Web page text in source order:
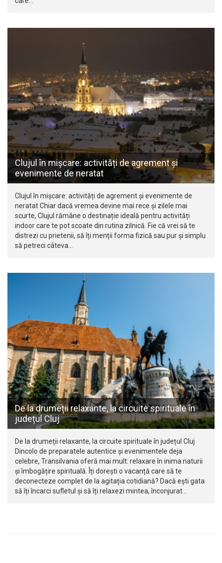
Clujul în mișcare: activități de agrement și
evenimente de neratat
Clujul în mișcare: activități de agrement și evenimente de
neratat Chiar dacă vremea devine mai rece și zilele mai
scurte, Clujul rămâne o destinație ideală pentru activități
indoor care te pot scoate din rutina zilnică. Fie că vrei să te
distrezi cu prietenii, să îți menții forma fizică sau pur și simplu
să petreci câteva…
De la drumeții relaxante, la circuite spirituale în
județul Cluj
De la drumeții relaxante, la circuite spirituale în județul Cluj
Dincolo de preparatele autentice și evenimentele deja
celebre, Transilvania oferă mai mult: relaxare în inima naturii
și îmbogățire spirituală. Îți dorești o vacanță care să te
deconecteze complet de la agitația cotidiană? Dacă ești gata
să îți încarci sufletul și să îți relaxezi mintea, înconjurat…